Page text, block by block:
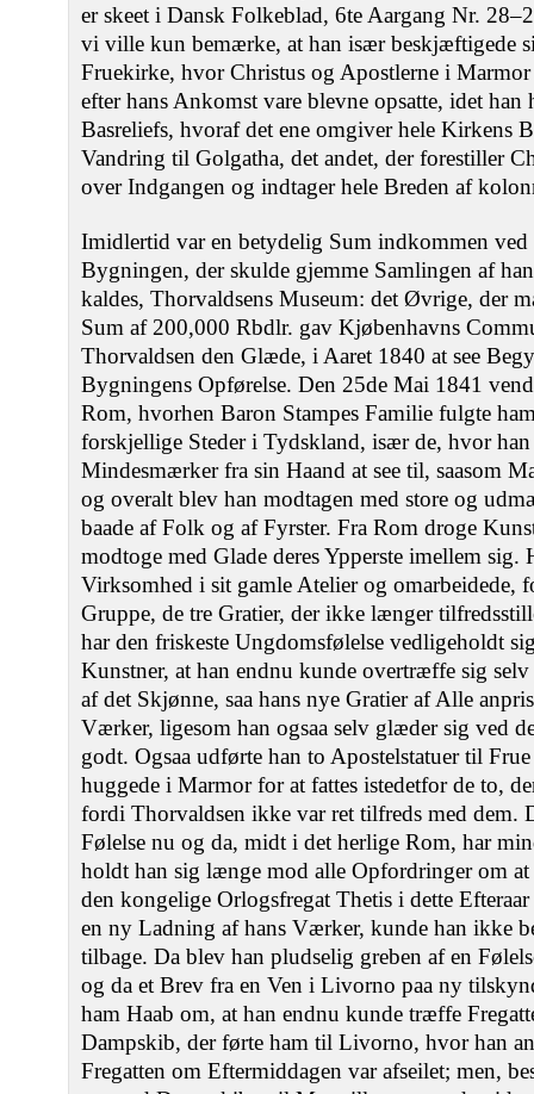
er skeet i Dansk Folkeblad, 6te Aargang Nr.
vi ville kun bemærke, at han især beskjæftigede
Fruekirke, hvor Christus og Apostlerne i Marmor
efter hans Ankomst vare blevne opsatte, idet han
Basreliefs, hvoraf det ene omgiver hele Kirkens
Vandring til Golgatha, det andet, der forestiller
over Indgangen og indtager hele Breden af
Imidlertid var en betydelig Sum indkommen
Bygningen, der skulde gjemme Samlingen af
kaldes, Thorvaldsens Museum: det Øvrige, der
Sum af 200,000 Rbdlr. gav Kjøbenhavns
Thorvaldsen den Glæde, i Aaret 1840 at see
Bygningens Opførelse. Den 25de Mai 1841
Rom, hvorhen Baron Stampes Familie fulgte
forskjellige Steder i Tydskland, især de, hvor
Mindesmærker fra sin Haand at see til, saasom
og overalt blev han modtagen med store og
baade af Folk og af Fyrster. Fra Rom droge
modtoge med Glade deres Ypperste imellem sig.
Virksomhed i sit gamle Atelier og omarbeidede,
Gruppe, de tre Gratier, der ikke længer
har den friskeste Ungdomsfølelse vedligeholdt
Kunstner, at han endnu kunde overtræffe sig
af det Skjønne, saa hans nye Gratier af Alle
Værker, ligesom han ogsaa selv glæder sig ved
godt. Ogsaa udførte han to Apostelstatuer til
huggede i Marmor for at fattes istedetfor de to,
fordi Thorvaldsen ikke var ret tilfreds med dem.
Følelse nu og da, midt i det herlige Rom, har
holdt han sig længe mod alle Opfordringer om
den kongelige Orlogsfregat Thetis i dette
en ny Ladning af hans Værker, kunde han ikke
tilbage. Da blev han pludselig greben af en
og da et Brev fra en Ven i Livorno paa ny
ham Haab om, at han endnu kunde træffe
Dampskib, der førte ham til Livorno, hvor han
Fregatten om Eftermiddagen var afseilet; men,